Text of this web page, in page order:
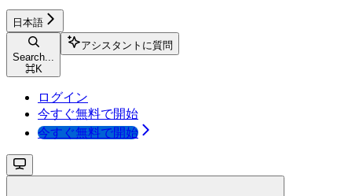
日本語
Search...
⌘K
アシスタントに質問
ログイン
今すぐ無料で開始
今すぐ無料で開始